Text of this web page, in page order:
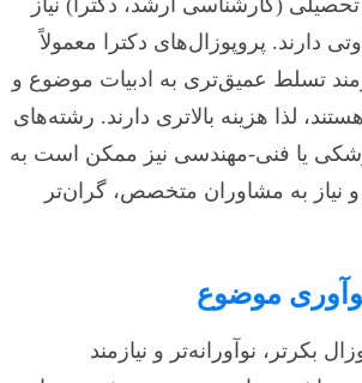
(کارشناسی ارشد، دکترا) نیاز
دارند. پروپوزال‌های دکترا معمولاً
تسلط عمیق‌تری به ادبیات موضوع و
لذا هزینه بالاتری دارند. رشته‌های
یا فنی-مهندسی نیز ممکن است به
و نیاز به مشاوران متخصص، گران‌تر
بکرتر، نوآورانه‌تر و نیازمند